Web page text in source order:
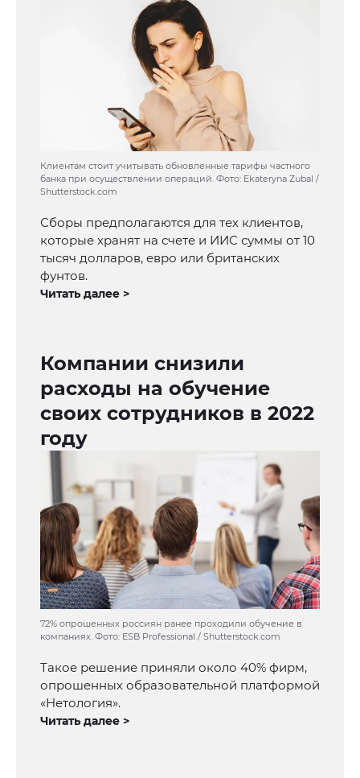
Клиентам стоит учитывать обновленные тарифы частного
банка при осуществлении операций. Фото: Ekateryna Zubal /
Shutterstock.com
Сборы предполагаются для тех клиентов,
которые хранят на счете и ИИС суммы от 10
тысяч долларов, евро или британских
фунтов.
Читать далее >
Компании снизили
расходы на обучение
своих сотрудников в 2022
году
72% опрошенных россиян ранее проходили обучение в
компаниях. Фото: ESB Professional / Shutterstock.com
Такое решение приняли около 40% фирм,
опрошенных образовательной платформой
«Нетология».
Читать далее >